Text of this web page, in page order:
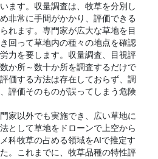
ます。収量調査は、牧草を分別し
非常に手間がかかり、評価できる
れます。専門家が広大な草地を目
回って草地内の種々の地点を確認
力を要します。収量調査、目視評
か所～数十か所を調査するだけで
価する方法は存在しておらず、調
評価そのものが誤ってしまう危険
家以外でも実施でき、広い草地に
として草地をドローンで上空から
科牧草の占める領域をAIで推定す
。これまでに、牧草品種の特性評